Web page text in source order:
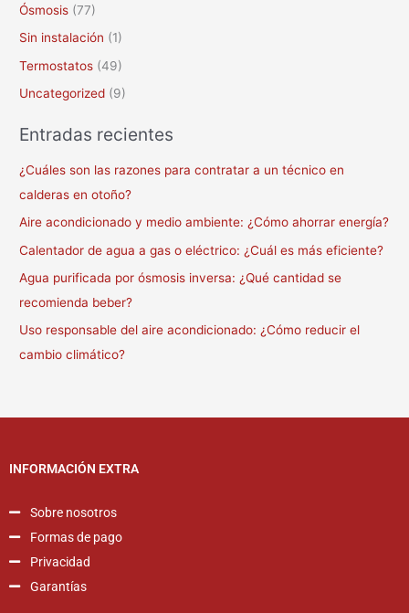
Ósmosis (77)
Sin instalación (1)
Termostatos (49)
Uncategorized (9)
Entradas recientes
¿Cuáles son las razones para contratar a un técnico en
calderas en otoño?
Aire acondicionado y medio ambiente: ¿Cómo ahorrar energía?
Calentador de agua a gas o eléctrico: ¿Cuál es más eficiente?
Agua purificada por ósmosis inversa: ¿Qué cantidad se
recomienda beber?
Uso responsable del aire acondicionado: ¿Cómo reducir el
cambio climático?
INFORMACIÓN EXTRA
Sobre nosotros
Formas de pago
Privacidad
Garantías